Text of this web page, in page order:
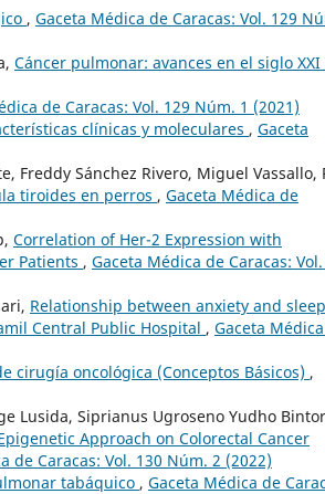
, Gaceta Médica de Caracas: Vol. 129
Cáncer pulmonar: avances en el siglo XXI
de Caracas: Vol. 129 Núm. 1 (2021)
clínicas y moleculares , Gaceta
Freddy Sánchez Rivero, Miguel Vassallo,
tiroides en perros , Gaceta Médica de
Correlation of Her-2 Expression with
Patients , Gaceta Médica de Caracas:
Relationship between anxiety and sleep
Central Public Hospital , Gaceta
cirugía oncológica (Conceptos Básicos) ,
Lusida, Siprianus Ugroseno Yudho
Approach on Colorectal Cancer
de Caracas: Vol. 130 Núm. 2 (2022)
tabáquico , Gaceta Médica de